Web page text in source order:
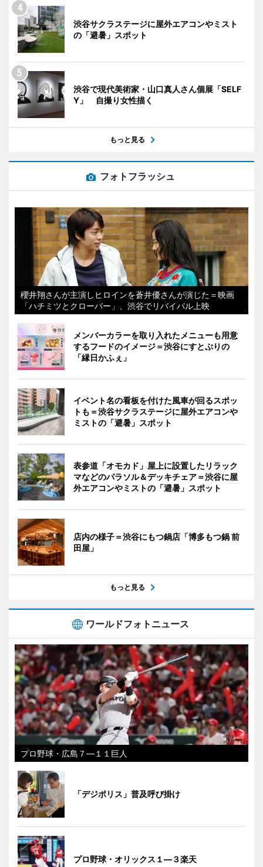
渋谷サクラステージに屋外エアコンやミスト
の「避暑」スポット
渋谷で現代美術家・山口真人さん個展「SELF
Y」 自撮り女性描く
もっと見る
フォトフラッシュ
櫻井翔さんが主演しヒロインを蒼井優さんが演じた＝映画
「ハチミツとクローバー」、渋谷でリバイバル上映
メンバーカラーを取り入れたメニューも用意
するフードのイメージ＝渋谷にすとぷりの
「縁日かふぇ」
イベント名の看板を付けた風車が回るスポッ
トも＝渋谷サクラステージに屋外エアコンや
ミストの「避暑」スポット
表参道「オモカド」屋上に設置したリラック
マなどのパラソル＆デッキチェア＝渋谷に屋
外エアコンやミストの「避暑」スポット
店内の様子＝渋谷にもつ鍋店「博多もつ鍋 前
田屋」
もっと見る
ワールドフォトニュース
プロ野球・広島７―１１巨人
「デジポリス」普及呼び掛け
プロ野球・オリックス１―３楽天